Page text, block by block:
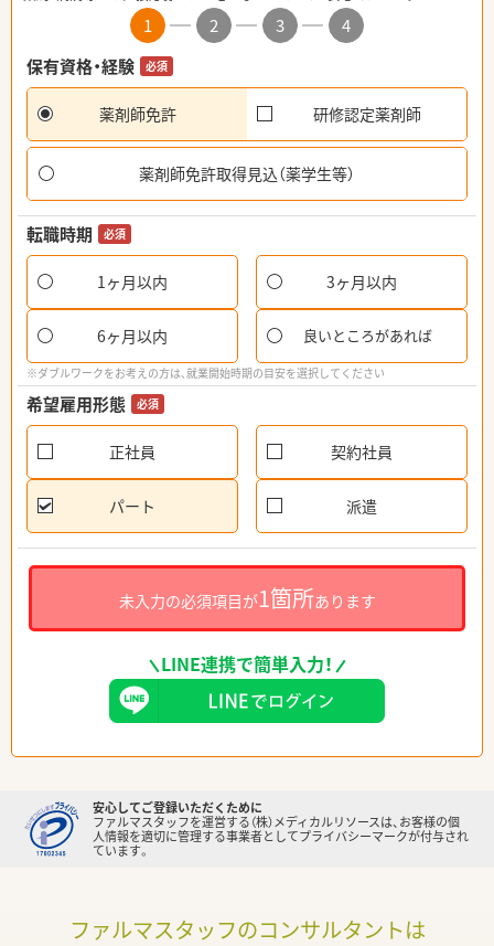
1 2 3
4
保有資格・経験
必須
薬剤師免許 研修認定薬剤師
薬剤師免許取得見込（薬学生等）
転職時期 必須
1ヶ月以内 3ヶ月以内
6ヶ月以内 良いところがあれば
※ダブルワークをお考えの方は、就業開始時期の目安を選択してください
希望雇用形態 必須
正社員 契約社員
パート 派遣
未入力の必須項目が1箇所あります
LINE連携で簡単入力！
安心してご登録いただくために
ファルマスタッフを運営する（株）メディカルリソースは、お客様の個
人情報を適切に管理する事業者としてプライバシーマークが付与され
ています。
ファルマスタッフのコンサルタントは